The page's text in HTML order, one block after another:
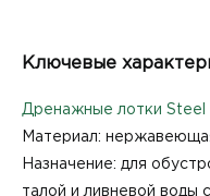
Ключевые
Дренажные лотки Steel
Материал:
Назначение: для
талой и ливневой воды